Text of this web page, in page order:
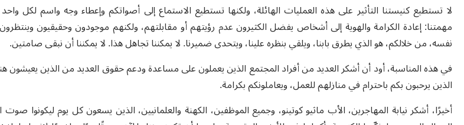
لا تستطيع كنيستنا التأثير على هذه العمليات الهائلة، ولكنها تستطيع الاستماع إلى أصواتكم وإعطاء وجه واسم لكل
مهمتنا: إعادة الكرامة والهوية إلى أشخاص يفضل الكثيرون عدم رؤيتهم أو مقابلتهم، ولكنهم موجودون وحقيقيون
نفسه، من خلالكم، هو الذي يطرق بابنا، ويلقي بنظره علينا، ويتحدى ضميرنا. لا يمكننا تجاهل هذا. لا يمكننا أن نبقى صامتين.
في هذه المناسبة، أود أن أشكر العديد من أفراد المجتمع الذين يعملون على مساعدة ودعم حقوق العديد من الذين يعيشون
الذين يرحبون بكم باحترام في منازلهم للعمل، ويعاملونكم بكرامة.
أخيرًا، أشكر نيابة المهاجرين، الأب ماثيو كوتينو، وجميع الموظفين، الكهنة والعلمانيين، الذين يسعون كل يوم ليكونوا